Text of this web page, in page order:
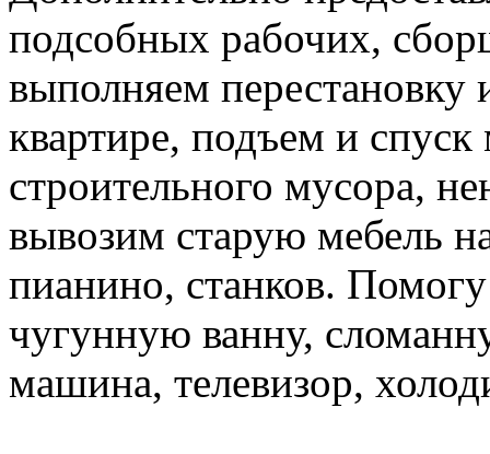
подсобных рабочих,
выполняем перестановку
квартире, подъем и спуск
строительного мусора,
вывозим старую мебель
пианино, станков.
чугунную ванну,
машина, телевизор,